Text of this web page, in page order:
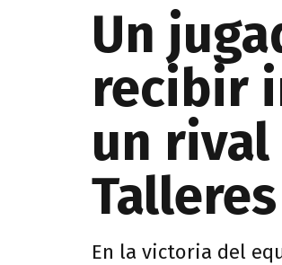
Un
recibir
un
Talleres
En la victoria del